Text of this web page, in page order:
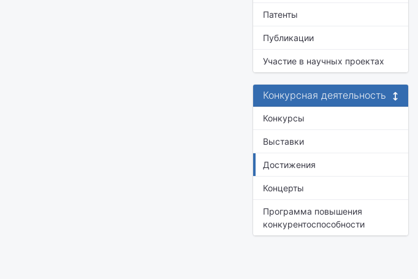
Патенты
Публикации
Участие в научных проектах
Конкурсная деятельность
Конкурсы
Выставки
Достижения
Концерты
Программа повышения
конкурентоспособности